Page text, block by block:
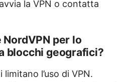
la VPN o contatta
per lo
blocchi geografici?
l’uso di VPN.